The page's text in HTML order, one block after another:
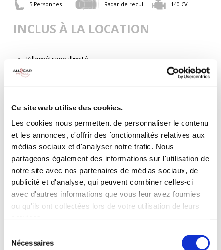
Ce site web utilise des cookies.
Les cookies nous permettent de personnaliser le contenu
et les annonces, d'offrir des fonctionnalités relatives aux
médias sociaux et d'analyser notre trafic. Nous
partageons également des informations sur l'utilisation de
notre site avec nos partenaires de médias sociaux, de
publicité et d'analyse, qui peuvent combiner celles-ci
avec d'autres informations que vous leur avez fournies
ou qu'ils ont collectées lors de votre utilisation de leurs
Nécessaires
5 Personnes Radar de recul 140 CV
INCLUS À LA LOCATION
Killométrage illimité
Assurance tous risques (hors franchise)
Carburant : plein à rendre plein
Age minimum :20 ans
Années de permis :2 ans
ASSURANCE
Franchise :1000€
Caution :1000 €